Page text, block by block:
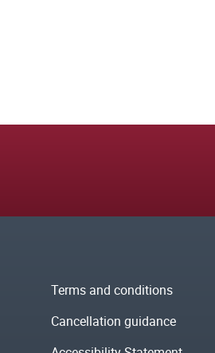
Terms and conditions
Cancellation guidance